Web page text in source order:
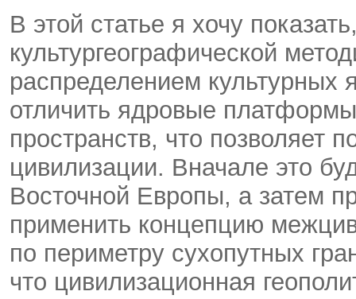
В этой статье я хочу
культургеографической
распределением культурных
отличить ядровые
пространств, что позволяет
цивилизации. Вначале это
Восточной Европы, а затем
применить концепцию
по периметру сухопутных
что цивилизационная